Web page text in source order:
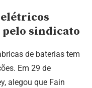
elétricos
pelo sindicato
de baterias tem
Em 29 de
alegou que Fain